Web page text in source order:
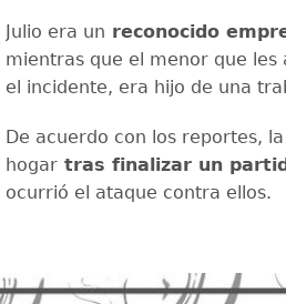
Julio era un reconocido
mientras que el menor que les
el incidente, era hijo de una
De acuerdo con los reportes,
hogar tras finalizar un
ocurrió el ataque contra ellos.